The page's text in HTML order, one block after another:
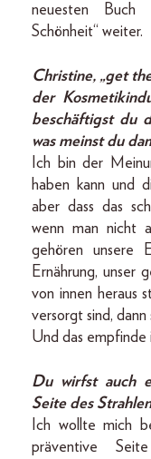
neuesten Buch
Schönheit“ weiter.
Christine, „get
der
beschäftigst du
was meinst du
Ich bin der
haben kann und
aber dass das
wenn man nicht
gehören unsere
Ernährung, unser
von innen heraus
versorgt sind, dann
Und das empfinde
Du wirfst auch
Seite des
Ich wollte mich
präventive